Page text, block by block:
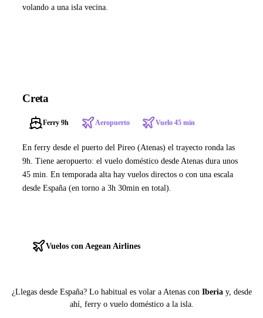
volando a una isla vecina.
Creta
Ferry 9h Aeropuerto Vuelo 45 min
En ferry desde el puerto del Pireo (Atenas) el trayecto ronda las
9h. Tiene aeropuerto: el vuelo doméstico desde Atenas dura unos
45 min. En temporada alta hay vuelos directos o con una escala
desde España (en torno a 3h 30min en total).
Vuelos con Aegean Airlines
¿Llegas desde España? Lo habitual es volar a Atenas con Iberiay, desde
ahí, ferry o vuelo doméstico a la isla.